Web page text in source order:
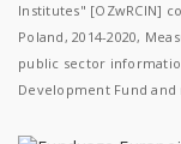
Institutes" [OZwRCIN]
Poland, 2014-2020,
public sector
Development Fund